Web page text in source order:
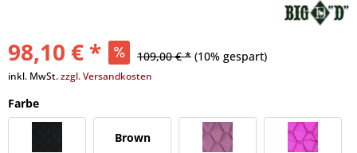
98,10 € * 109,00 € * (10% gespart)
inkl. MwSt.zzgl. Versandkosten
Farbe
Brown